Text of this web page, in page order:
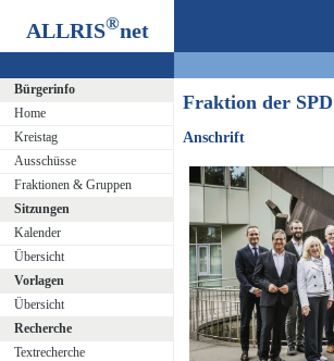
ALLRIS®net
Bürgerinfo
Home
Kreistag
Ausschüsse
Fraktionen & Gruppen
Sitzungen
Kalender
Übersicht
Vorlagen
Übersicht
Recherche
Textrecherche
Fraktion der SPD
Anschrift